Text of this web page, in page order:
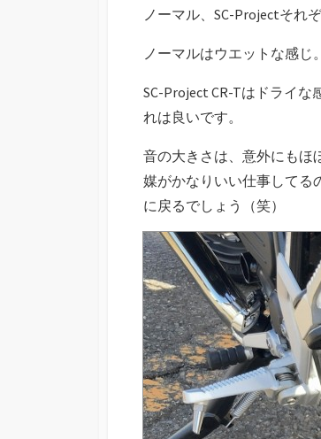
ノーマル、SC-Projectそれ
ノーマルはウエットな感じ
SC-Project CR-Tはドライ
れは良いです。
音の大きさは、意外にもほ
媒がかなりいい仕事してる
に戻るでしょう（笑）